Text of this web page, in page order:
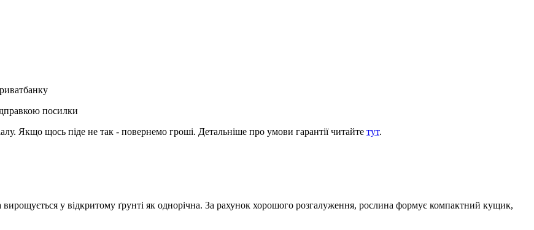
посилки
Якщо щось піде не так - повернемо гроші. Детальніше про умови гарантії читайте тут.
у відкритому ґрунті як однорічна. За рахунок хорошого розгалуження, рослина формує компактний кущик,